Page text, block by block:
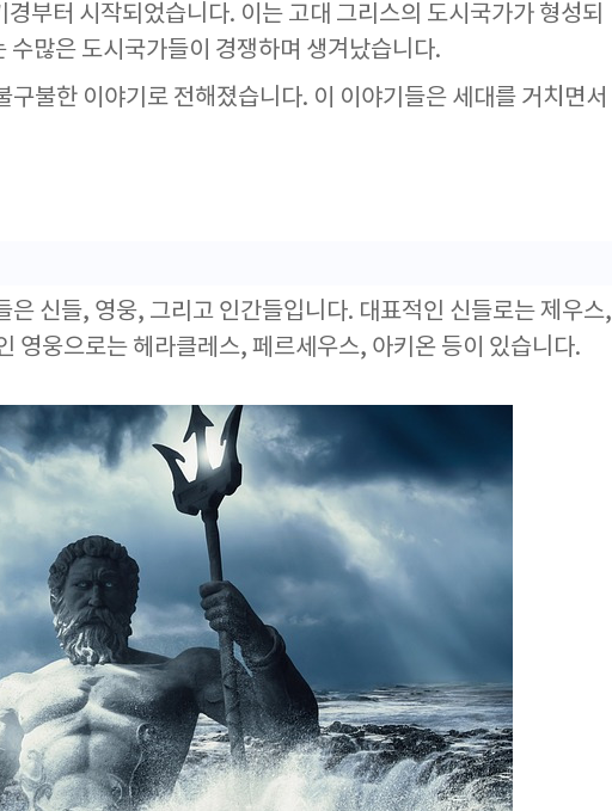
부터 시작되었습니다. 이는 고대 그리스의 도시국가가 형성되
수많은 도시국가들이 경쟁하며 생겨났습니다.
불한 이야기로 전해졌습니다. 이 이야기들은 세대를 거치면서
은 신들, 영웅, 그리고 인간들입니다. 대표적인 신들로는 제우스,
영웅으로는 헤라클레스, 페르세우스, 아키온 등이 있습니다.